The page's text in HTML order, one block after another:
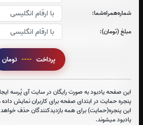
شماره‌همراه‌شما:
مبلغ (تومان):
پرداخت ----
این صفحه یادبود به صورت رایگان در سایت آی پُرسه
پنجره حمایت در ابتدای صفحه برای کاربران نمایش
این پنجره(حمایت) برای همه بازدیدکنندگان حذف
یادبود میشوند.
صوت جزء شماره 14
صوت جزء شماره 15
صوت جزء شماره 16